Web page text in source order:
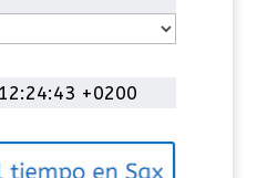
+0200